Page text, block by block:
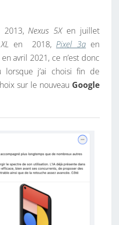
2013,Nexus 5Xen juillet
en 2018,Pixel 3aen
avril 2021, ce n’est donc
lorsque j’ai choisi fin de
sur le nouveau Google